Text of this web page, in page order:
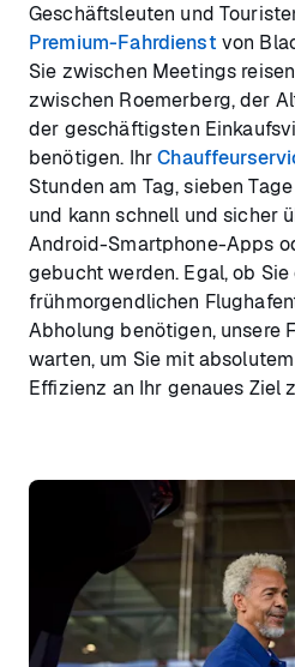
Geschäftsleuten und
Premium-Fahrdienst von
Sie zwischen Meetings
zwischen Roemerberg, der
der geschäftigsten
benötigen. Ihr
Stunden am Tag, sieben
und kann schnell und sicher
Android-Smartphone-Apps
gebucht werden. Egal, ob Sie
frühmorgendlichen
Abholung benötigen, unsere
warten, um Sie mit
Effizienz an Ihr genaues Ziel